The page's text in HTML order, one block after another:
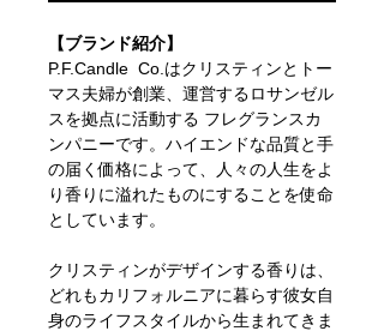
【ブランド紹介】
P.F.Candle Co.はクリスティンとトー
マス夫婦が創業、運営するロサンゼル
スを拠点に活動する フレグランスカ
ンパニーです。ハイエンドな品質と手
の届く価格によって、人々の人生をよ
り香りに溢れたものにすることを使命
としています。
クリスティンがデザインする香りは、
どれもカリフォルニアに暮らす彼女自
身のライフスタイルから生まれてきま